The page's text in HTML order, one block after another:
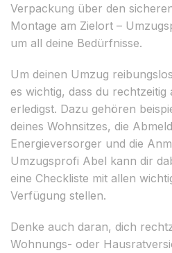
Verpackung über den
Montage am Zielort –
um all deine Bedürfnisse.
Um deinen Umzug
es wichtig, dass du rechtzeitig
erledigst. Dazu gehören
deines Wohnsitzes, die
Energieversorger und die
Umzugsprofi Abel kann dir
eine Checkliste mit allen
Verfügung stellen.
Denke auch daran, dich
Wohnungs- oder